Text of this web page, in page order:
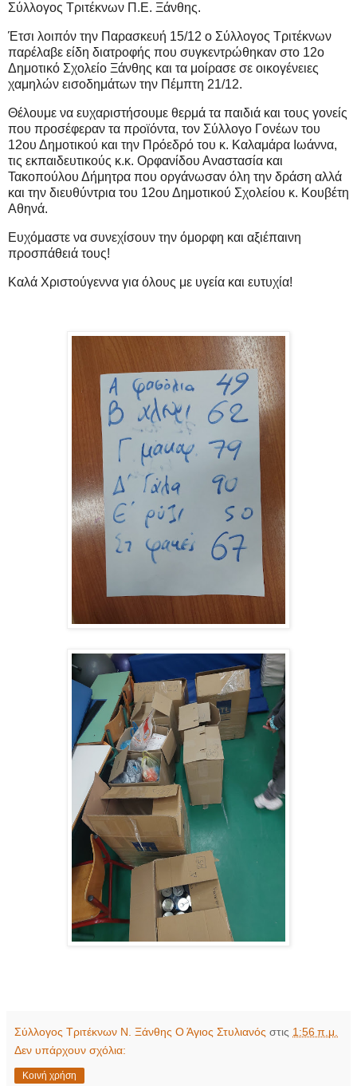
Σύλλογος Τριτέκνων Π.Ε. Ξάνθης.
Έτσι λοιπόν την Παρασκευή 15/12 ο Σύλλογος Τριτέκνων
παρέλαβε είδη διατροφής που συγκεντρώθηκαν στο 12ο
Δημοτικό Σχολείο Ξάνθης και τα μοίρασε σε οικογένειες
χαμηλών εισοδημάτων την Πέμπτη 21/12.
Θέλουμε να ευχαριστήσουμε θερμά τα παιδιά και τους γονείς
που προσέφεραν τα προϊόντα, τον Σύλλογο Γονέων του
12ου Δημοτικού και την Πρόεδρό του κ. Καλαμάρα Ιωάννα,
τις εκπαιδευτικούς κ.κ. Ορφανίδου Αναστασία και
Τακοπούλου Δήμητρα που οργάνωσαν όλη την δράση αλλά
και την διευθύντρια του 12ου Δημοτικού Σχολείου κ. Κουβέτη
Αθηνά.
Ευχόμαστε να συνεχίσουν την όμορφη και αξιέπαινη
προσπάθειά τους!
Καλά Χριστούγεννα για όλους με υγεία και ευτυχία!
Σύλλογος Τριτέκνων Ν. Ξάνθης Ο Άγιος Στυλιανός στις 1:56 π.μ.
Δεν υπάρχουν σχόλια:
Κοινή χρήση